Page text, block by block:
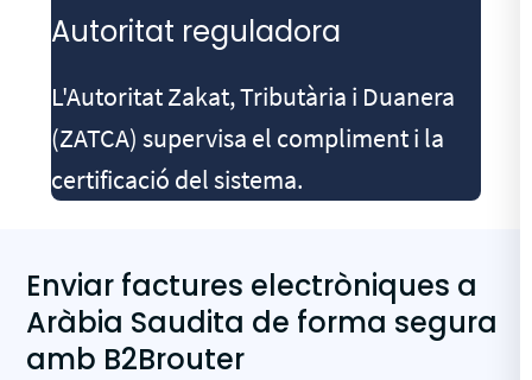
Autoritat reguladora
L'Autoritat Zakat, Tributària i Duanera
(ZATCA) supervisa el compliment i la
certificació del sistema.
Enviar factures electròniques a
Aràbia Saudita de forma segura
amb B2Brouter